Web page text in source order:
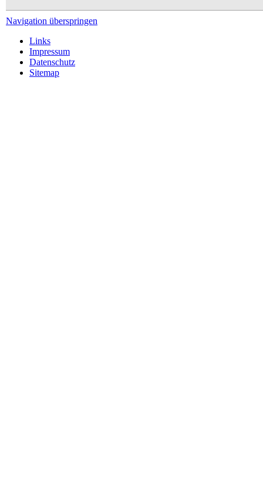
Navigation überspringen
Links
Impressum
Datenschutz
Sitemap